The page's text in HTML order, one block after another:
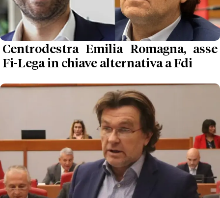
Centrodestra Emilia Romagna, asse
Fi-Lega in chiave alternativa a Fdi